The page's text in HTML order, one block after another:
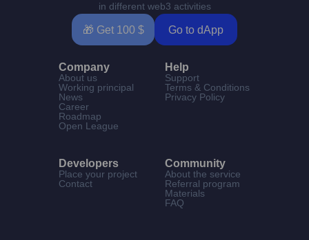
in different web3 activities
🎁 Get 100 $ Go to dApp
Company
About us
Working principal
News
Career
Roadmap
Open League
Help
Support
Terms & Conditions
Privacy Policy
Developers
Place your project
Contact
Community
About the service
Referral program
Materials
FAQ